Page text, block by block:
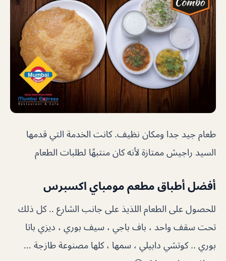
طعام جيد جدا ومكان نظيف. كانت الخدمة التي قدمها
السيد راجيش ممتازة لأنه كان منتبهًا لطلبات الطعام
أفضل أطباق مطعم مومباي اكسبرس
للحصول على الطعام اللذيذ على جانب الشارع .. كل ذلك
تحت سقف واحد ، باف باجي ، سيف بوري ، ديزي باتا
بوري .. كوتشي دابيلي ، سمها ، كلها مصنوعة طازجة …